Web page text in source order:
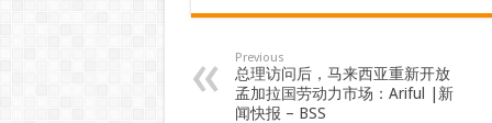
Previous
总理访问后，马来西亚重新开放
孟加拉国劳动力市场：Ariful |新
闻快报 – BSS